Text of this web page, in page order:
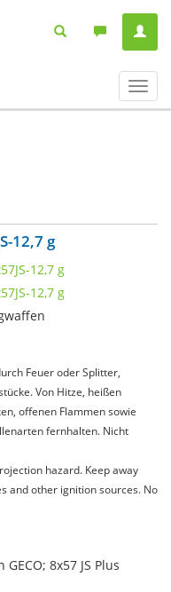
ein-/
12,7 g
Feuer oder Splitter,
Von Hitze, heißen
offenen Flammen sowie
fernhalten. Nicht
hazard. Keep away
and other ignition sources. No
8x57 JS Plus